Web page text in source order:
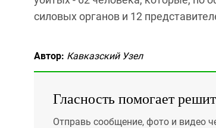
силовых органов и 12
Автор: Кавказский Узел
Гласность помогает
Отправь сообщение, фото и видео